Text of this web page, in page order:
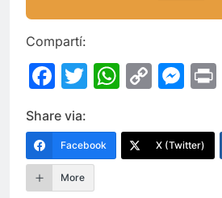
Compartí:
Facebook
TwitterCopy
Share via:
Facebook X (Twitter)
More